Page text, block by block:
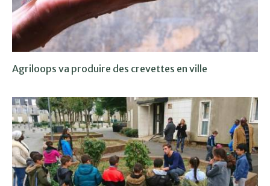
Agriloops va produire des crevettes en ville